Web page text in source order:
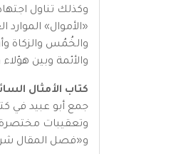
وكذلك تناول
«الأموال»
والخُمُس والزكاة
والأئمة وبين
كتاب الأمثال
جمع أبو عبيد في
وتعقيبات
و«فصل المقال شرح